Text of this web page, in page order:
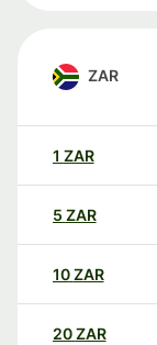
ZAR
1 ZAR
5 ZAR
10ZAR
20ZAR